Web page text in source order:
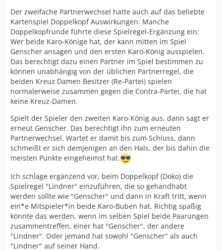
Der zweifache Partnerwechsel hatte auch auf das beliebte
Kartenspiel Doppelkopf Auswirkungen: Manche
Doppelkopfrunde führte diese Spielregel-Ergänzung ein:
Wer beide Karo-Könige hat, der kann mitten im Spiel
Genscher ansagen und den ersten Karo-König ausspielen.
Das berechtigt dazu einen Partner im Spiel bestimmen zu
können unabhängig von der üblichen Partnerregel, die
beiden Kreuz Damen Besitzer (Re-Partei) spielen
normalerweise zusammen gegen die Contra-Partei, die hat
keine Kreuz-Damen.
Spielt der Spieler den zweiten Karo-König aus, dann sagt er
erneut Genscher. Das berechtigt ihn zum erneuten
Partnerwechsel. Wartet er damit bis zum Schluss, dann
schmeißt er sich demjenigen an den Hals, der bis dahin die
meisten Punkte eingeheimst hat.
Ich schlage ergänzend vor, beim Doppelkopf (Doko) die
Spielregel "Lindner" einzuführen, die so gehandhabt
werden sollte wie "Genscher" und dann in Kraft tritt, wenn
ein*e Mitspieler*in beide Karo-Buben hat. Richtig spaßig
könnte das werden, wenn im selben Spiel beide Paarungen
zusammentreffen, einer hat "Genscher", der andere
"Lindner". Oder jemand hat sowohl "Genscher" als auch
"Lindner" auf seiner Hand.